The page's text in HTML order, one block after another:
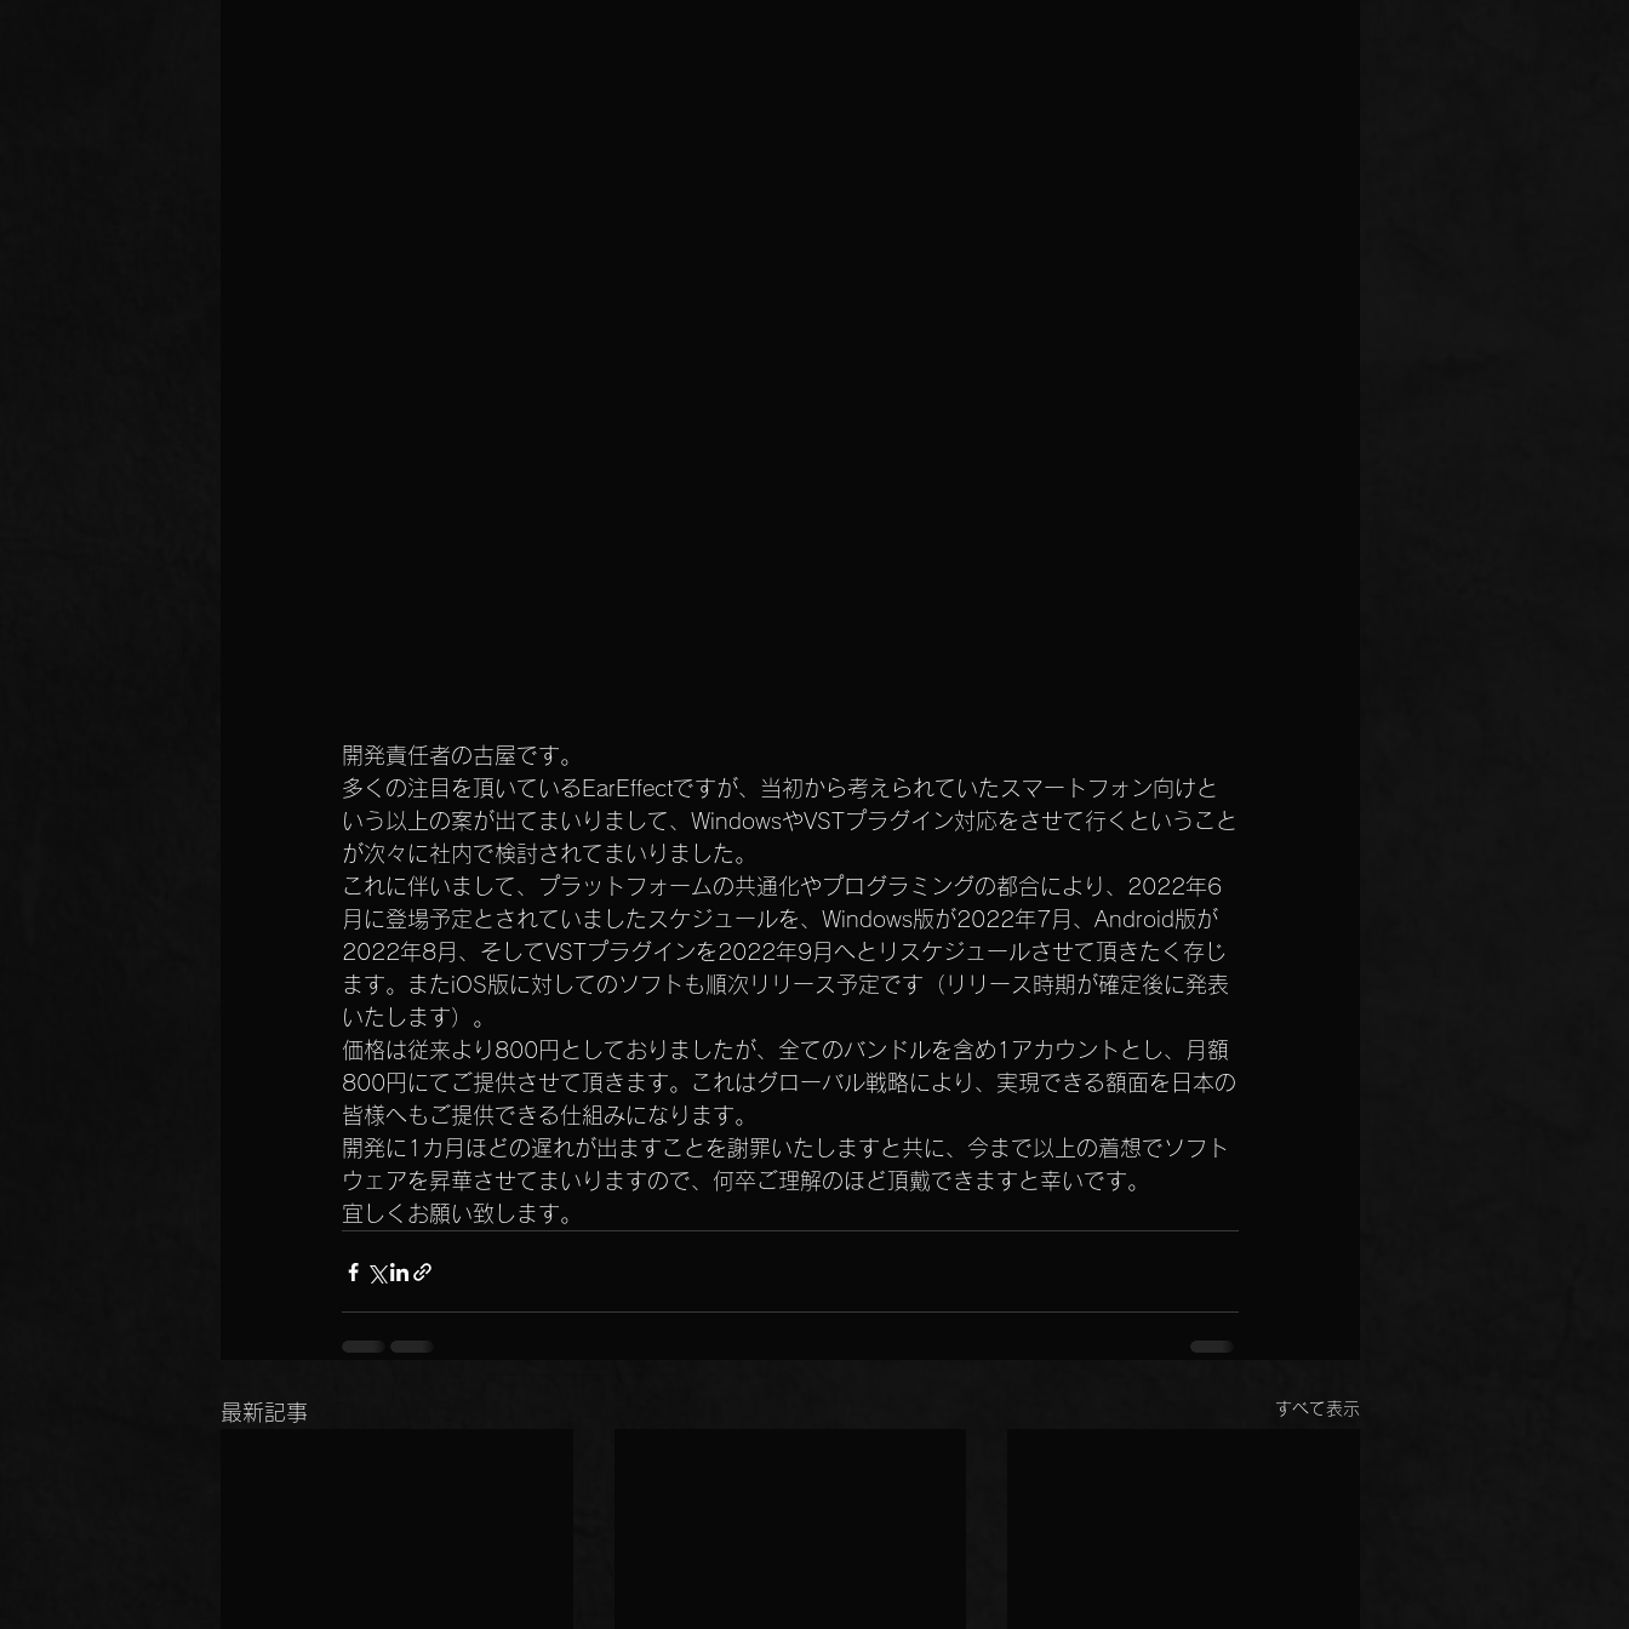
開発責任者の古屋です。
多くの注目を頂いているEarEffectですが、当初から考えられていたスマートフォン向けと
いう以上の案が出てまいりまして、WindowsやVSTプラグイン対応をさせて行くということ
が次々に社内で検討されてまいりました。
これに伴いまして、プラットフォームの共通化やプログラミングの都合により、2022年6
月に登場予定とされていましたスケジュールを、Windows版が2022年7月、Android版が
2022年8月、そしてVSTプラグインを2022年9月へとリスケジュールさせて頂きたく存じ
ます。またiOS版に対してのソフトも順次リリース予定です（リリース時期が確定後に発表
いたします）。
価格は従来より800円としておりましたが、全てのバンドルを含め1アカウントとし、月額
800円にてご提供させて頂きます。これはグローバル戦略により、実現できる額面を日本の
皆様へもご提供できる仕組みになります。
開発に1カ月ほどの遅れが出ますことを謝罪いたしますと共に、今まで以上の着想でソフト
ウェアを昇華させてまいりますので、何卒ご理解のほど頂戴できますと幸いです。
宜しくお願い致します。
最新記事 すべて表示